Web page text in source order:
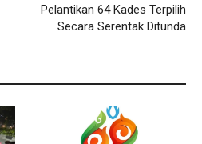
Pelantikan 64 Kades Terpilih
Secara Serentak Ditunda